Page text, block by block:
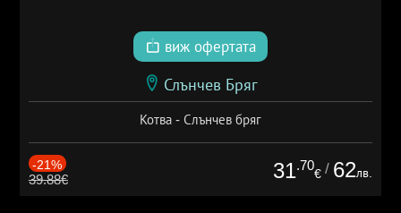
виж офертата
Слънчев Бряг
Котва - Слънчев бряг
-21%
39.88€ 31.70
€ / 62лв.